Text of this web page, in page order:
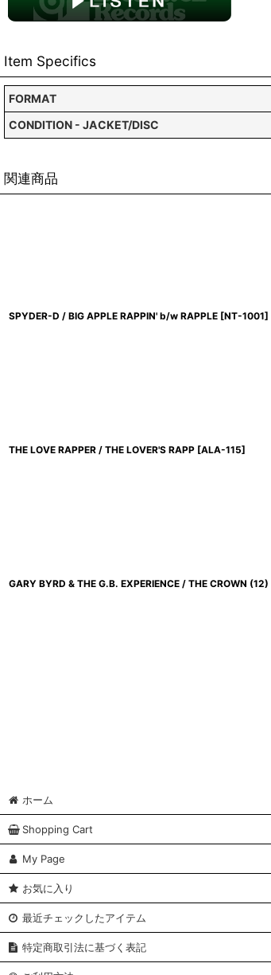
Item Specifics
FORMAT
CONDITION - JACKET/DISC
関連商品
SPYDER-D / BIG APPLE RAPPIN' b/w RAPPLE [NT-1001]
THE LOVE RAPPER / THE LOVER'S RAPP [ALA-115]
GARY BYRD & THE G.B. EXPERIENCE / THE CROWN (12)
ホーム
Shopping Cart
My Page
お気に入り
最近チェックしたアイテム
特定商取引法に基づく表記